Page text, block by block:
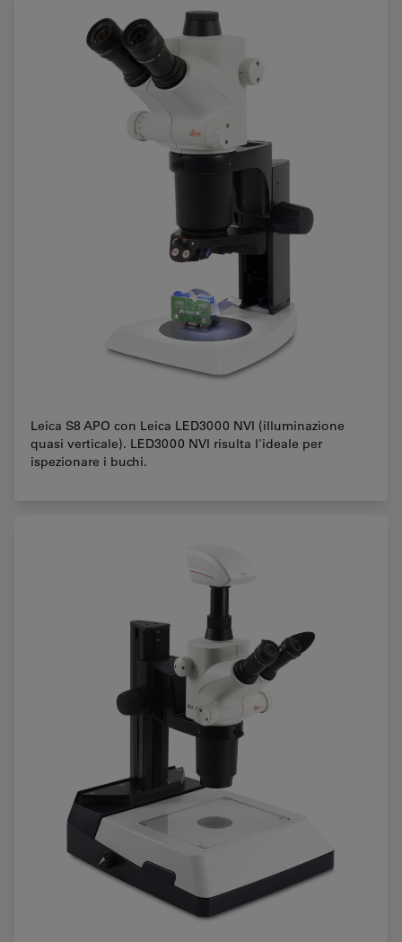
Leica S8 APO con Leica LED3000 NVI (illuminazione
quasi verticale). LED3000 NVI risulta l'ideale per
ispezionare i buchi.